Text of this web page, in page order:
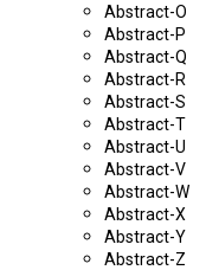
Abstract-O
Abstract-P
Abstract-Q
Abstract-R
Abstract-S
Abstract-T
Abstract-U
Abstract-V
Abstract-W
Abstract-X
Abstract-Y
Abstract-Z